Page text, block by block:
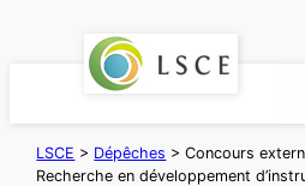
LSCE > Dépêches >Concours
Recherche en développement